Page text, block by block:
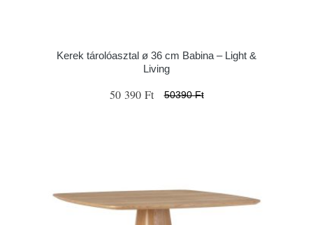
Kerek tárolóasztal ø 36 cm Babina – Light &
Living
50 390 Ft 50390 Ft